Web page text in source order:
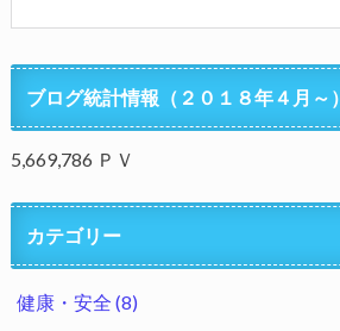
ブログ統計情報（２０１８年４月～）
5,669,786 ＰＶ
カテゴリー
健康・安全 (8)